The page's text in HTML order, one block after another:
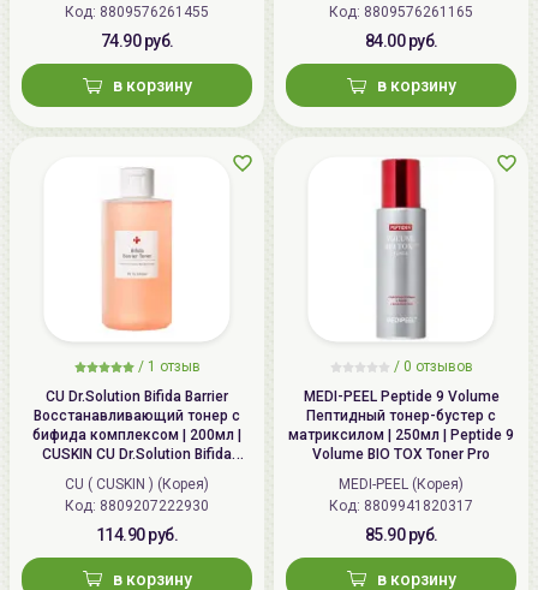
Код: 8809576261455
74.90 руб.
в корзину
Код: 8809576261165
84.00 руб.
в корзину
/ 1 отзыв
CU Dr.Solution Bifida Barrier
Восстанавливающий тонер с
бифида комплексом | 200мл |
CUSKIN CU Dr.Solution Bifida
Barrier Toner
CU ( CUSKIN ) (Корея)
Код: 8809207222930
114.90 руб.
в корзину
/ 0 отзывов
MEDI-PEEL Peptide 9 Volume
Пептидный тонер-бустер с
матриксилом | 250мл | Peptide 9
Volume BIO TOX Toner Pro
MEDI-PEEL (Корея)
Код: 8809941820317
85.90 руб.
в корзину